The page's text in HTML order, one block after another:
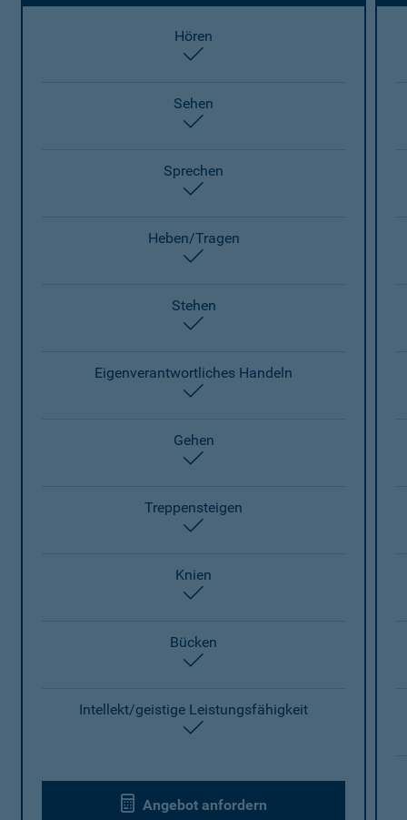
Hören
Sehen
Sprechen
Heben/Tragen
Stehen
Eigenverantwortliches Handeln
Gehen
Treppensteigen
Knien
Bücken
Intellekt/geistige Leistungsfähigkeit
Angebot anfordern